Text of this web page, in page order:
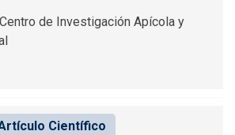
de Investigación Apícola y
Científico